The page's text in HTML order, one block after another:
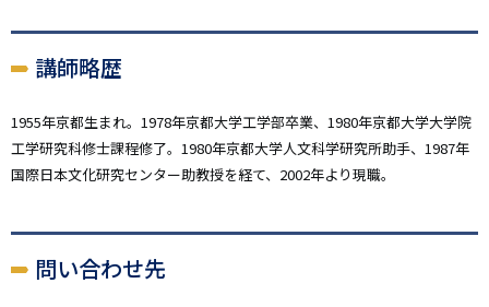
講師略歴
1955年京都生まれ。1978年京都大学工学部卒業、1980年京都大学大学院
工学研究科修士課程修了。1980年京都大学人文科学研究所助手、1987年
国際日本文化研究センター助教授を経て、2002年より現職。
問い合わせ先